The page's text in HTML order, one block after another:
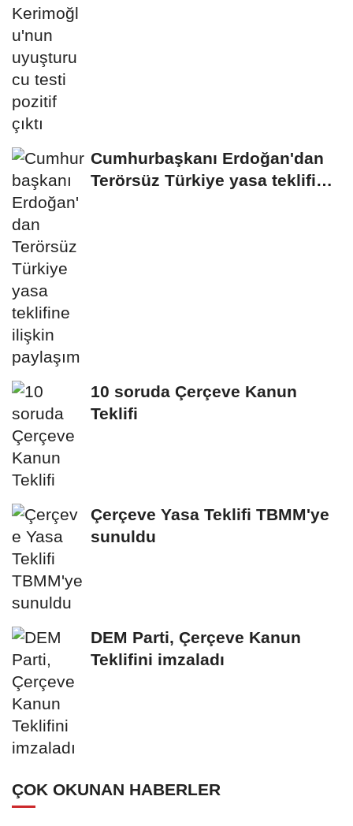
Cumhurbaşkanı Erdoğan'dan
Terörsüz Türkiye yasa teklifine
10 soruda Çerçeve Kanun
Teklifi
Çerçeve Yasa Teklifi TBMM'ye
sunuldu
DEM Parti, Çerçeve Kanun
Teklifini imzaladı
ÇOK OKUNAN HABERLER